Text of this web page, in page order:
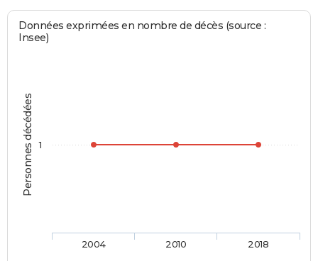
Personnes décédées
Données exprimées en nombre de décès (source :
Insee)
2004 2010 2018
1